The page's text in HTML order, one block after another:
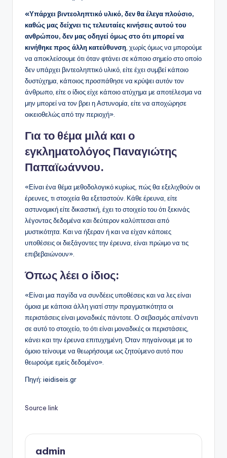
«Υπάρχει βιντεοληπτικό υλικό, δεν θα έλεγα πλούσιο,
καθώς μας δείχνει τις τελευταίες κινήσεις αυτού του
ανθρώπου, δεν μας οδηγεί όμως στο ότι μπορεί να
κινήθηκε προς άλλη κατεύθυνση , χωρίς όμως να μπορούμε
να αποκλείσουμε ότι όταν φτάνει σε κάποιο σημείο στο οποίο
δεν υπάρχει βιντεοληπτικό υλικό, είτε έχει συμβεί κάποιο
δυστύχημα, κάποιος προσπάθησε να κρύψει αυτόν τον
άνθρωπο, είτε ο ίδιος είχε κάποιο ατύχημα με αποτέλεσμα να
μην μπορεί να τον βρει η Αστυνομία, είτε να αποχώρησε
οικειοθελώς από την περιοχή».
Για το θέμα μιλά και ο
εγκληματολόγος Παναγιώτης
Παπαϊωάννου.
«Είναι ένα θέμα μεθοδολογικό κυρίως, πώς θα εξελιχθούν οι
έρευνες, τι στοιχεία θα εξεταστούν. Κάθε έρευνα, είτε
αστυνομική είτε δικαστική, έχει το στοιχείο του ότι ξεκινάς
λέγοντας δεδομένα και δεύτερον καλύπτεσαι από
μυστικότητα. Και να ήξεραν ή και να είχαν κάποιες
υποθέσεις οι διεξάγοντες την έρευνα, είναι πρώιμο να τις
επιβεβαιώνουν».
Όπως λέει ο ίδιος:
«Είναι μια παγίδα να συνδέεις υποθέσεις και να λες είναι
όμοια με κάποια άλλη γιατί στην πραγματικότητα οι
περιστάσεις είναι μοναδικές πάντοτε. Ο σεβασμός απέναντι
σε αυτό το στοιχείο, το ότι είναι μοναδικές οι περιστάσεις,
κάνει και την έρευνα επιτυχημένη. Όταν πηγαίνουμε με το
όμοιο τείνουμε να θεωρήσουμε ως ζητούμενο αυτό που
θεωρούμε εμείς δεδομένο».
Πηγή: ieidiseis.gr
Source link
admin